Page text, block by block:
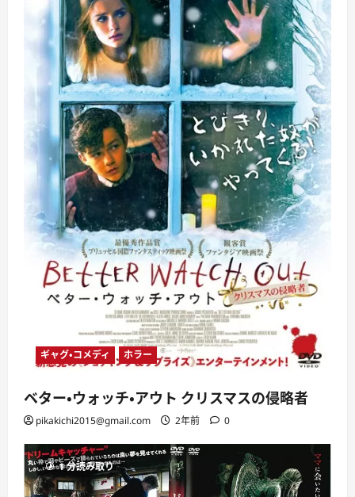
ギャグ・コメディ ホラー
ベター・ウォッチ・アウト クリスマスの侵略者
pikakichi2015@gmail.com 2年前 0
1 分読み取り